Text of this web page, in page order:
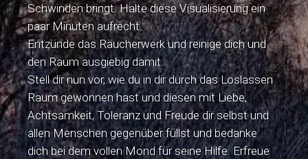
Schwinden bringt. Halte diese Visualisierung ein
paar Minuten aufrecht.
Entzünde das Räucherwerk und reinige dich und
den Raum ausgiebig damit.
Stell dir nun vor, wie du in dir durch das Loslassen
Raum gewonnen hast und diesen mit Liebe,
Achtsamkeit, Toleranz und Freude dir selbst und
allen Menschen gegenüber füllst und bedanke
dich bei dem vollen Mond für seine Hilfe. Erfreue